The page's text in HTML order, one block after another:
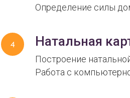
Определение силы
Натальная
Построение
Работа с